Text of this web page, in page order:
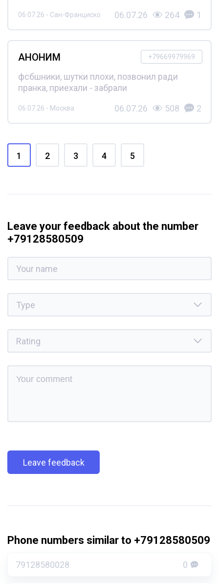
06.07.26 - Сан-Франциско 06.07.26 264 1
+79669979969
АНОНИМ
фсбшники, шутки плохи, позвонил ради
пранка, приехали - забрали
06.07.26 - Москва 06.07.26 508 2
1 2 3 4 5
Leave your feedback about the number
+79128580509
Leave feedback
Phone numbers similar to +79128580509
79128580028 0